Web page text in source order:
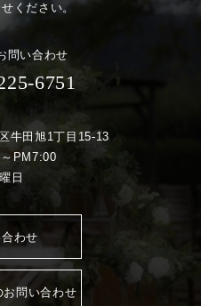
ください。
問い合わせ
6751
牛田旭1丁目15-13
PM7:00
日
わせ
お問い合わせ